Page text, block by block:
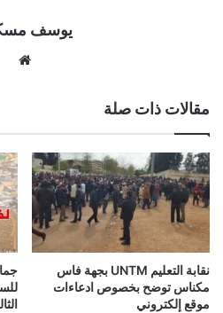
يوسف
مقالات ذات صلة
نقابة التعليم UNTM بجهة فاس
مكناس توضح بخصوص ادعاءات
موقع إلكتروني